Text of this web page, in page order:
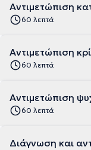
Αντιμετώπιση
60 λεπτά
Αντιμετώπιση
60 λεπτά
Αντιμετώπιση
60 λεπτά
Διάγνωση και